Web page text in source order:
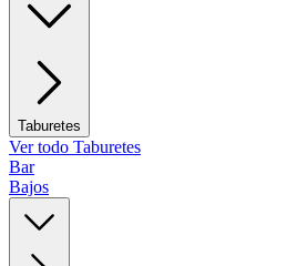
Taburetes
Ver todo Taburetes
Bar
Bajos